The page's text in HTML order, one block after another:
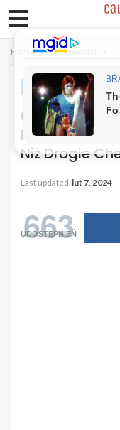
Home Ciekawostki
CIEKAWOSTKI
6 Genialnych
Podczas
Niż Drogie
Last updated lut 7, 2024
663
UDOSTĘPNIEŃ